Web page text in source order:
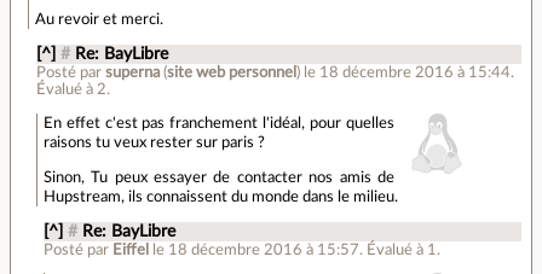
Au revoir et merci.
[^] # Re: BayLibre
Posté par superna(site web personnel ) le 18 décembre 2016 à 15:44.
Évalué à 2.
En effet c'est pas franchement l'idéal, pour quelles
raisons tu veux rester sur paris ?
Sinon, Tu peux essayer de contacter nos amis de
Hupstream, ils connaissent du monde dans le milieu.
[^] # Re: BayLibre
Posté par Eiffel le 18 décembre 2016 à 15:57. Évalué à 1 .